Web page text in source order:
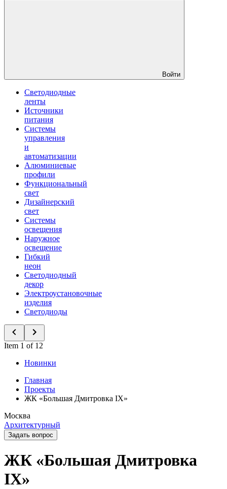
Войти
Светодиодные
ленты
Источники
питания
Системы
управления
и
автоматизации
Алюминиевые
профили
Функциональный
свет
Дизайнерский
свет
Системы
освещения
Наружное
освещение
Гибкий
неон
Светодиодный
декор
Электроустановочные
изделия
Светодиоды
Item 1 of 12
Новинки
Главная
Проекты
ЖК «Большая Дмитровка IX»
Москва
Архитектурный
Задать вопрос
ЖК «Большая Дмитровка
IX»